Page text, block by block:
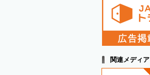
関連メディア